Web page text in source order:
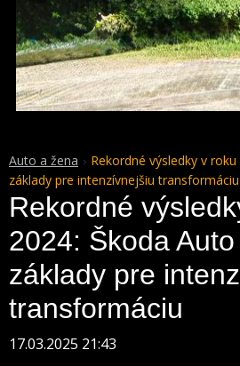
Auto a žena
Rekordné výsledky v
základy pre intenzívnejšiu transformáciu
Rekordné
2024: Škoda
základy pre
transformáciu
17.03.2025 21:43